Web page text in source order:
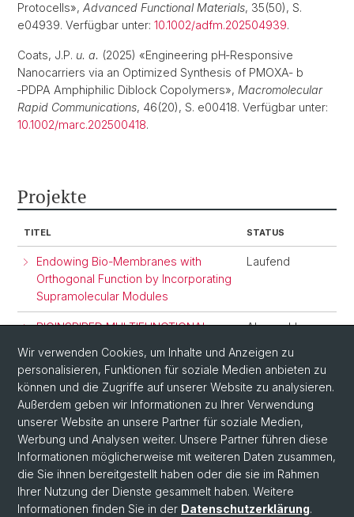
Protocells», Advanced Functional Materials, 35(50), S.
e04939. Verfügbar unter: 10.1002/adfm.202504939.
Coats, J.P. u. a. (2025) «Engineering pH‐Responsive
Nanocarriers via an Optimized Synthesis of PMOXA‐ b
‐PDPA Amphiphilic Diblock Copolymers», Macromolecular
Rapid Communications, 46(20), S. e00418. Verfügbar unter:
10.1002/marc.202500418.
Projekte
TITEL STATUS
Endowing Bio-Membranes with
Orthogonal Function by Incorporating
Supramolecular Modules
Laufend
BIOINSPIRED MULTIFUNCTIONAL
Abgeschlossen
Transmembrane protein-mediated
loading of synthetic compartments
Abgeschlossen
Wir verwenden Cookies, um Inhalte und Anzeigen zu
personalisieren, Funktionen für soziale Medien anbieten zu
können und die Zugriffe auf unserer Website zu analysieren.
Außerdem geben wir Informationen zu Ihrer Verwendung
unserer Website an unsere Partner für soziale Medien,
Werbung und Analysen weiter. Unsere Partner führen diese
Informationen möglicherweise mit weiteren Daten zusammen,
die Sie ihnen bereitgestellt haben oder die sie im Rahmen
Ihrer Nutzung der Dienste gesammelt haben. Weitere
Informationen finden Sie in der Datenschutzerklärung.